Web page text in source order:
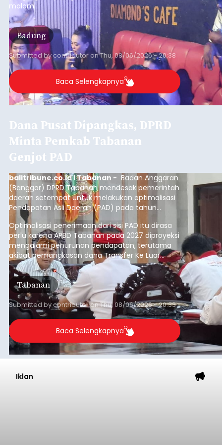
malam.
Badung
Submitted bycontributoronThu, 08/06/2026 - 20:38
Baca Selengkapnya
Dana Pusat Dipangkas, DPRD
Minta Pemkab Tabanan
Genjot PAD
balitribune.co.id I Tabanan - Badan Anggaran
(Banggar) DPRD Tabanan mendesak pemerintah
daerah setempat untuk melakukan optimalisasi
Pendapatan Asli Daerah (PAD) pada tahun
anggaran 2027.
Optimalisasi penerimaan dari sisi PAD itu dirasa
perlu karena APBD Tabanan pada 2027 diproyeksi
mengalami penurunan pendapatan, terutama
akibat pemangkasan dana Transfer Ke Luar
Daerah (TKD) dari pemerintah pusat.
Tabanan
Submitted bycontributoronThu, 08/06/2026 - 20:33
Baca Selengkapnya
Iklan